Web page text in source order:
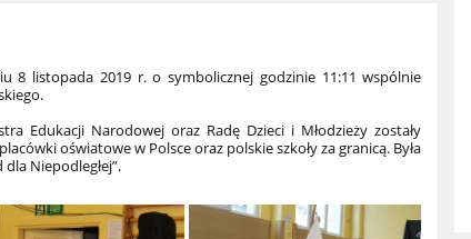
8 listopada 2019 r. o symbolicznej godzinie 11:11 wspólnie
Edukacji Narodowej oraz Radę Dzieci i Młodzieży zostały
oświatowe w Polsce oraz polskie szkoły za granicą. Była
Niepodległej”.